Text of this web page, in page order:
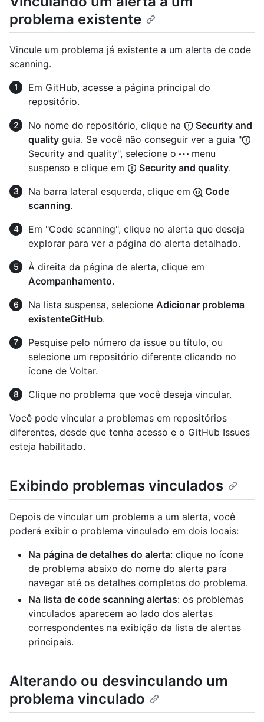
problema existente
Vincule um problema já existente a um alerta de code
scanning.
Em GitHub, acesse a página principal do
repositório.
No nome do repositório, clique na
Security and
quality guia. Se você não conseguir ver a guia "
Security and quality", selecione o
menu
suspenso e clique em
Security and quality.
Na barra lateral esquerda, clique em
Code
scanning.
Em "Code scanning", clique no alerta que deseja
explorar para ver a página do alerta detalhado.
À direita da página de alerta, clique em
Acompanhamento.
Na lista suspensa, selecione Adicionar problema
existenteGitHub.
Pesquise pelo número da issue ou título, ou
selecione um repositório diferente clicando no
ícone de Voltar.
Clique no problema que você deseja vincular.
Você pode vincular a problemas em repositórios
diferentes, desde que tenha acesso e o GitHub Issues
esteja habilitado.
Exibindo problemas vinculados
Depois de vincular um problema a um alerta, você
poderá exibir o problema vinculado em dois locais:
Na página de detalhes do alerta: clique no ícone
de problema abaixo do nome do alerta para
navegar até os detalhes completos do problema.
Na lista de code scanning alertas: os problemas
vinculados aparecem ao lado dos alertas
correspondentes na exibição da lista de alertas
principais.
Alterando ou desvinculando um
problema vinculado